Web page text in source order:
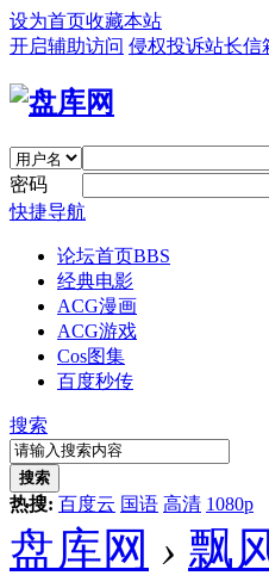
设为首页收藏本站
开启辅助访问 侵权投诉站长信
密码
快捷导航
论坛首页BBS
经典电影
ACG漫画
ACG游戏
Cos图集
百度秒传
搜索
搜索
热搜: 百度云 国语 高清 1080p
盘库网 › 飘